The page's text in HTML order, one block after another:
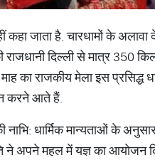
जाता है. चारधामों के अलावा
दिल्ली से मात्र 350
माह का राजकीय मेला इस
करने आते हैं.
नाभि: धार्मिक मान्यताओं के
ने अपने महल में यज्ञ का